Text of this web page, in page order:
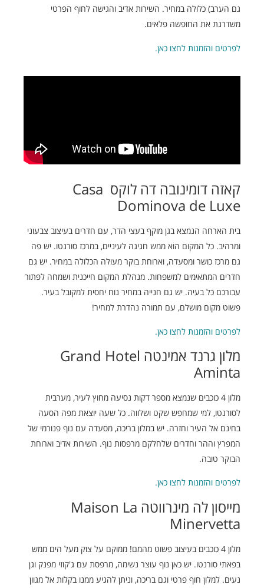
גם הערב) כלולה במחיר. השירות אדיב והגישה לחוף הפרטי
משדרגת את החופשה פלאים.
לפרטים והזמנות לחצו כאן.
קאזה דומינובה דה לוקס Casa
Dominova de Luxe
בית הארחה הנמצא בגן מוקף בעצי הדר, עם חדרים בעיצוב צבעוני
ומרהיב. כל המקום הוא ממש חגיגה לעיניים, במרכז סורנטו. יש פה
גם מרכז כושר ומסעדה, וארוחת בוקר מעולה הכלולה במחיר. יש גם
חדרים המתאימים למשפחות. מנהלת המקום חייכנית ושמחה לפתור
עבורכם כל בעיה. יש גם חנייה במחיר נוח יחסית למקובל בעיר.
פשוט מקום מושלם, עם תמורה נהדרת למחיר!
לפרטים והזמנות לחצו כאן.
מלון גרנד אמינטה Grand Hotel
Aminta
מלון 4 כוכבים שנמצא מספר דקות נסיעה מחוץ לעיר, מערבית
לסורנטו, למי שמחפש שקט ושלווה. כל שעה יוצאת מפה הסעה
בחינם אל העיר וחזרה. יש במלון בריכה, מסעדה עם נוף פנורמי של
המפרץ וההר וחדרים שלחלקם מרפסות נוף. השירות אדיב וארוחת
הבוקר טובה.
לפרטים והזמנות לחצו כאן.
מייסון לה מינרווטה Maison La
Minervetta
מלון 4 כוכבים בעיצוב פשוט מהמם! ממוקם על צוק מעל הים ממש
בפאתי סורנטו. יש כאן נוף עוצר נשימה, מרפסת עם ג'קוזי מפנק וגן
נעים. למלון חוף פרטי וגם בריכה, וניתן להגיע ממנו בקלות אל מגוון